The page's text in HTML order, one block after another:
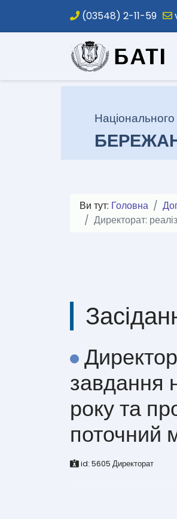
(03548) 2-11-59
.
Національного
Ви тут: Головна
Директорат:
завдання
року та
поточний
id: 5605 Директорат